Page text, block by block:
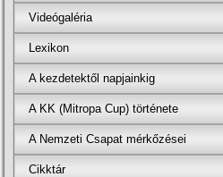
Videógaléria
Lexikon
A kezdetektől napjainkig
A KK (Mitropa Cup) története
A Nemzeti Csapat mérkőzései
Cikktár